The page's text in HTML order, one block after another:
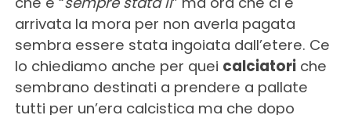
arrivata la mora per non averla pagata
sembra essere stata ingoiata dall’etere. Ce
lo chiediamo anche per quei calciatoriche
sembrano destinati a prendere a pallate
tutti per un’era calcistica ma che dopo